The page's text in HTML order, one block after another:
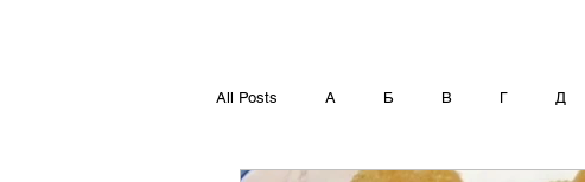
All Posts А Б В Г Д